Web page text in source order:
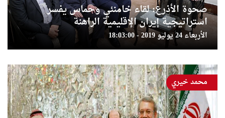
صحوة الأذرع: لقاء خامنئي وحماس يفسر
استراتيجية إيران الإقليمية الراهنة
الأربعاء 24 يوليو 2019 - 18:03:00
محمد خيري